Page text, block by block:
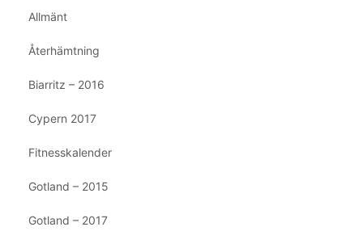
Allmänt
Återhämtning
Biarritz – 2016
Cypern 2017
Fitnesskalender
Gotland – 2015
Gotland – 2017